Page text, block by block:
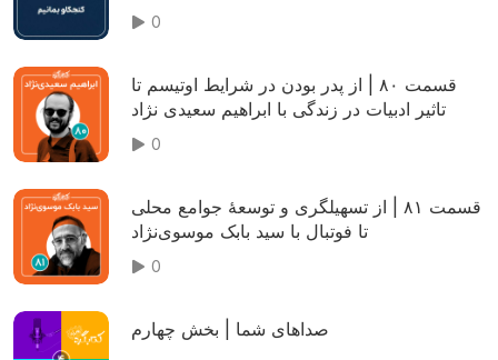
0
قسمت ۸۰ | از پدر بودن در شرایط اوتیسم تا
تاثیر ادبیات در زندگی با ابراهیم سعیدی نژاد
0
قسمت ۸۱ | از تسهیلگری و توسعهٔ جوامع محلی
تا فوتبال با سید بابک موسوی‌نژاد
0
صداهای شما | بخش چهارم